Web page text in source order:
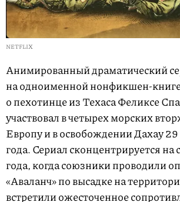
NETFLIX
Анимированный драматический
на одноименной нонфикшен-
о пехотинце из Техаса Феликсе
участвовал в четырех морских
Европу и в освобождении Дахау 29
года. Сериал сконцентрируется на
года, когда союзники проводили
«Аваланч» по высадке на
встретили ожесточенное